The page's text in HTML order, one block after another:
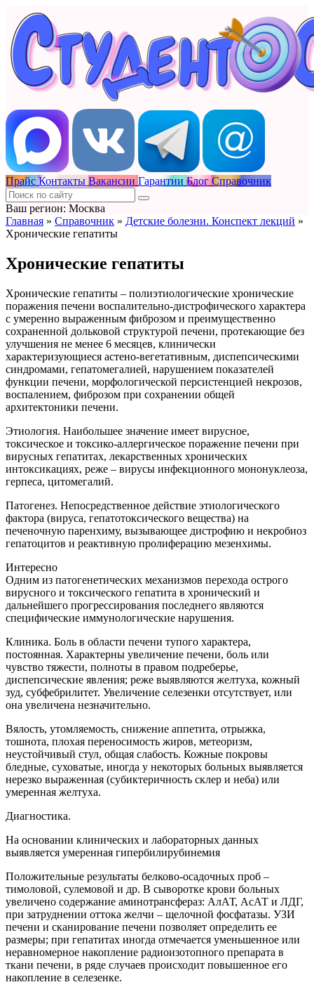
Прайс Контакты Вакансии Гарантии Блог Справочник
Ваш регион: Москва
Главная » Справочник » Детские болезни. Конспект лекций »
Хронические гепатиты
Хронические гепатиты
Хронические гепатиты – полиэтиологические хронические
поражения печени воспалительно-дистрофического характера
с умеренно выраженным фиброзом и преимущественно
сохраненной дольковой структурой печени, протекающие без
улучшения не менее 6 месяцев, клинически
характеризующиеся астено-вегетативным, диспепсическими
синдромами, гепатомегалией, нарушением показателей
функции печени, морфологической персистенцией некрозов,
воспалением, фиброзом при сохранении общей
архитектоники печени.
Этиология. Наибольшее значение имеет вирусное,
токсическое и токсико-аллергическое поражение печени при
вирусных гепатитах, лекарственных хронических
интоксикациях, реже – вирусы инфекционного мононуклеоза,
герпеса, цитомегалий.
Патогенез. Непосредственное действие этиологического
фактора (вируса, гепатотоксического вещества) на
печеночную паренхиму, вызывающее дистрофию и некробиоз
гепатоцитов и реактивную пролиферацию мезенхимы.
Интересно
Одним из патогенетических механизмов перехода острого
вирусного и токсического гепатита в хронический и
дальнейшего прогрессирования последнего являются
специфические иммунологические нарушения.
Клиника. Боль в области печени тупого характера,
постоянная. Характерны увеличение печени, боль или
чувство тяжести, полноты в правом подреберье,
диспепсические явления; реже выявляются желтуха, кожный
зуд, субфебрилитет. Увеличение селезенки отсутствует, или
она увеличена незначительно.
Вялость, утомляемость, снижение аппетита, отрыжка,
тошнота, плохая переносимость жиров, метеоризм,
неустойчивый стул, общая слабость. Кожные покровы
бледные, суховатые, иногда у некоторых больных выявляется
нерезко выраженная (субиктеричность склер и неба) или
умеренная желтуха.
Диагностика.
На основании клинических и лабораторных данных
выявляется умеренная гипербилирубинемия
Положительные результаты белково-осадочных проб –
тимоловой, сулемовой и др. В сыворотке крови больных
увеличено содержание аминотрансфераз: АлАТ, АсАТ и ЛДГ,
при затруднении оттока желчи – щелочной фосфатазы. УЗИ
печени и сканирование печени позволяет определить ее
размеры; при гепатитах иногда отмечается уменьшенное или
неравномерное накопление радиоизотопного препарата в
ткани печени, в ряде случаев происходит повышенное его
накопление в селезенке.